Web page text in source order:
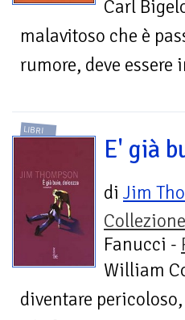
Carl
malavitoso che è
rumore, deve
LIBRI
E' già
di Jim
Fanucci -
William
diventare